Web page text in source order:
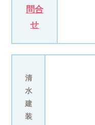
問合
せ
清
水
建
装